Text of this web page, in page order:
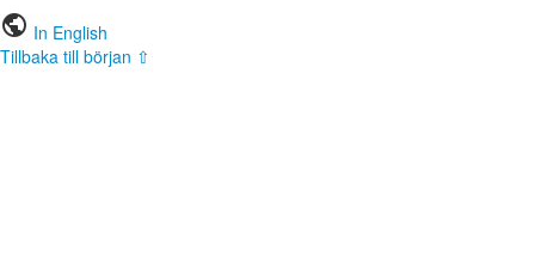
public In English
Tillbaka till början ⇧